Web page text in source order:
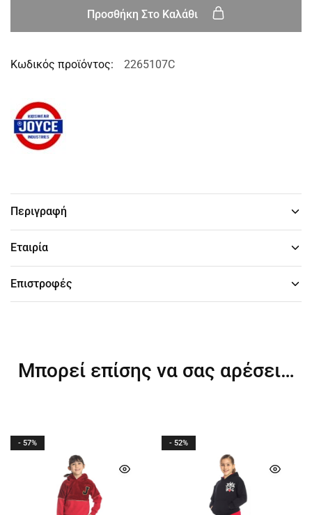
Προσθήκη Στο Καλάθι
Κωδικός προϊόντος: 2265107C
Περιγραφή
Εταιρία
Επιστροφές
Μπορεί επίσης να σας αρέσει…
- 57% - 52%